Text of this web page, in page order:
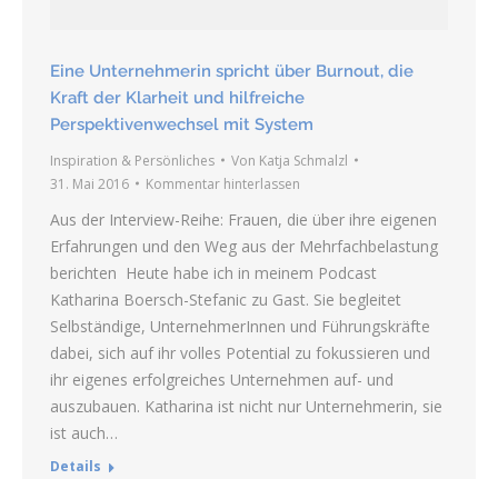
Eine Unternehmerin spricht über Burnout, die
Kraft der Klarheit und hilfreiche
Perspektivenwechsel mit System
Inspiration & Persönliches Von Katja Schmalzl
31. Mai 2016
Kommentar hinterlassen
Aus der Interview-Reihe: Frauen, die über ihre eigenen
Erfahrungen und den Weg aus der Mehrfachbelastung
berichten Heute habe ich in meinem Podcast
Katharina Boersch-Stefanic zu Gast. Sie begleitet
Selbständige, UnternehmerInnen und Führungskräfte
dabei, sich auf ihr volles Potential zu fokussieren und
ihr eigenes erfolgreiches Unternehmen auf- und
auszubauen. Katharina ist nicht nur Unternehmerin, sie
ist auch…
Details